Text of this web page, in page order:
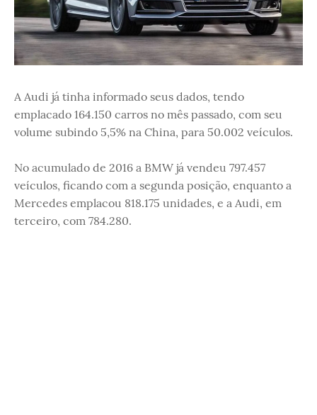
A Audi já tinha informado seus dados, tendo
emplacado 164.150 carros no mês passado, com seu
volume subindo 5,5% na China, para 50.002 veículos.
No acumulado de 2016 a BMW já vendeu 797.457
veículos, ficando com a segunda posição, enquanto a
Mercedes emplacou 818.175 unidades, e a Audi, em
terceiro, com 784.280.